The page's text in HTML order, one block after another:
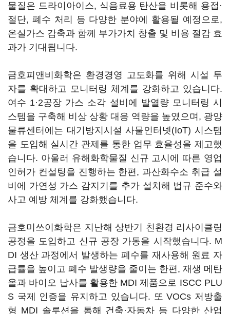
물질은 드라이아이스, 식음료용 탄산을 비롯해 용접·
절단, 폐수 처리 등 다양한 분야에 활용될 예정으로,
온실가스 감축과 함께 부가가치 창출 및 비용 절감 효
과가 기대됩니다.
금호피앤비화학은 환경경영 고도화를 위해 시설 투
자를 확대하고 모니터링 체계를 강화하고 있습니다.
여수 1·2공장 가스 소각 설비에 발열량 모니터링 시
스템을 구축해 비상 상황 대응 역량을 높였으며, 광양
물류센터에는 대기방지시설 사물인터넷(IoT) 시스템
을 도입해 실시간 관제를 통한 업무 효율성을 제고했
습니다. 아울러 유해화학물질 신규 고시에 따른 영업
인허가 컨설팅을 진행하는 한편, 과산화수소 취급 설
비에 가연성 가스 감지기를 추가 설치해 법규 준수와
사고 예방 체계를 강화했습니다.
금호미쓰이화학은 지난해 상반기 친환경 리사이클링
공정을 도입하고 신규 공장 가동을 시작했습니다. M
DI 생산 과정에서 발생하는 폐수를 재사용해 원료 자
급률을 높이고 폐수 발생량을 줄이는 한편, 재생 메탄
올과 바이오 납사를 활용한 MDI 제품으로 ISCC PLU
S 국제 인증을 유지하고 있습니다. 또 VOCs 저방출
형 MDI 솔루션을 통해 건축·자동차 등 다양한 산업